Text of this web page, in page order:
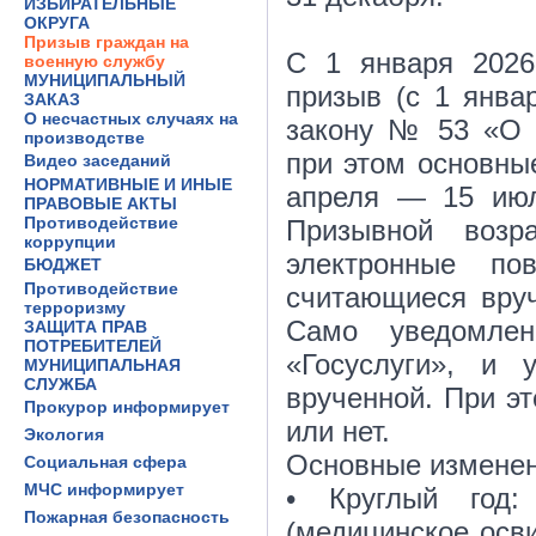
ОКРУГА
Призыв граждан на
военную службу
МУНИЦИПАЛЬНЫЙ
ЗАКАЗ
О несчастных случаях на
производстве
Видео заседаний
НОРМАТИВНЫЕ И ИНЫЕ
ПРАВОВЫЕ АКТЫ
Противодействие
коррупции
БЮДЖЕТ
Противодействие
терроризму
ЗАЩИТА ПРАВ
ПОТРЕБИТЕЛЕЙ
МУНИЦИПАЛЬНАЯ
СЛУЖБА
Прокурор информирует
Экология
Социальная сфера
МЧС информирует
Пожарная безопасность
С 1 января 2026
призыв (с 1
закону № 53 «О
при этом
апреля — 15
Призывной
электронные
считающиеся
Само
«Госуслуги», и
врученной. При
или нет.
Основные
• Круглый год: